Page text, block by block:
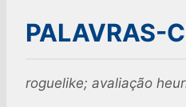
PALAVRAS-
roguelike; avaliação